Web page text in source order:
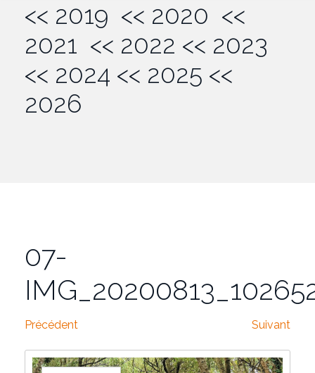
<< 2019 << 2020 <<
2021 << 2022 << 2023
<< 2024 << 2025 <<
2026
07-
Précédent Suivant